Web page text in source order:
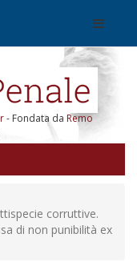
- Fondata da Remo
corruttive.
di non punibilità ex